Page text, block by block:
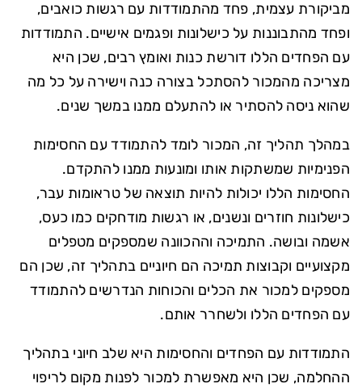
מביקורת עצמית, פחד מהתמודדות עם רגשות כואבים,
ופחד מהתבוננות על כישלונות ופגמים אישיים. התמודדות
עם הפחדים הללו דורשת כנות ואומץ רבים, שכן היא
מצריכה מהמכור להסתכל בצורה כנה וישירה על כל מה
שהוא ניסה להסתיר או להתעלם ממנו במשך שנים.
במהלך תהליך זה, המכור לומד להתמודד עם החסימות
הפנימיות שמשתקות אותו ומונעות ממנו להתקדם.
החסימות הללו יכולות להיות תוצאה של טראומות עבר,
כישלונות חוזרים ונשנים, או רגשות מודחקים כמו כעס,
אשמה ובושה. התמיכה וההכוונה שמספקים מטפלים
מקצועיים וקבוצות תמיכה הם חיוניים בתהליך זה, שכן הם
מספקים למכור את הכלים והכוחות הנדרשים להתמודד
עם הפחדים הללו ולשחרר אותם.
התמודדות עם הפחדים והחסימות היא שלב חיוני בתהליך
ההחלמה, שכן היא מאפשרת למכור לפנות מקום לריפוי